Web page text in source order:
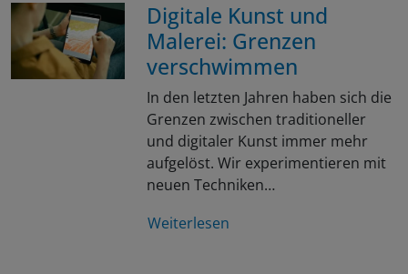
Digitale Kunst und
Malerei: Grenzen
verschwimmen
In den letzten Jahren haben sich die
Grenzen zwischen traditioneller
und digitaler Kunst immer mehr
aufgelöst. Wir experimentieren mit
neuen Techniken…
Weiterlesen